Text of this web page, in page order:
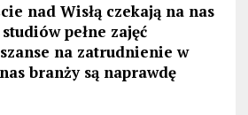
nad Wisłą czekają na nas
pełne zajęć
na zatrudnienie w
branży są naprawdę